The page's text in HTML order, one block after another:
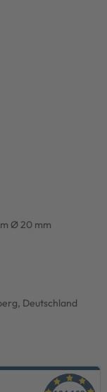
Ø 20 mm
Deutschland